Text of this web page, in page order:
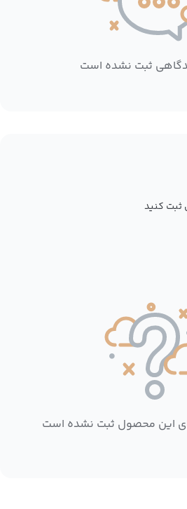
ثبت نشده است
ثبت کنید
این محصول ثبت نشده است